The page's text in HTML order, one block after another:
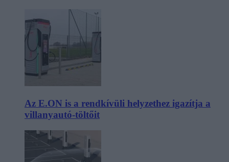
Az E.ON is a rendkívüli helyzethez igazítja a
villanyautó-töltőit